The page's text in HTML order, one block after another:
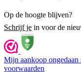
Op de hoogte blijven?
Schrijf je in voor de
Mijn aankoop ongedaan
voorwaarden